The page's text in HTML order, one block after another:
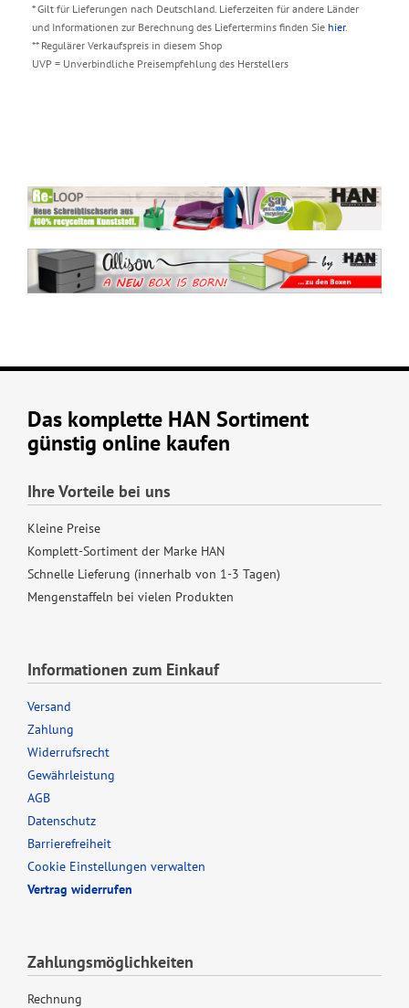
* Gilt für Lieferungen nach Deutschland. Lieferzeiten für andere Länder
und Informationen zur Berechnung des Liefertermins finden Sie hier.
** Regulärer Verkaufspreis in diesem Shop
UVP = Unverbindliche Preisempfehlung des Herstellers
Das komplette HAN Sortiment
günstig online kaufen
Ihre Vorteile bei uns
Kleine Preise
Komplett-Sortiment der Marke HAN
Schnelle Lieferung (innerhalb von 1-3 Tagen)
Mengenstaffeln bei vielen Produkten
Informationen zum Einkauf
Versand
Zahlung
Widerrufsrecht
Gewährleistung
AGB
Datenschutz
Barrierefreiheit
Cookie Einstellungen verwalten
Vertrag widerrufen
Zahlungsmöglichkeiten
Rechnung